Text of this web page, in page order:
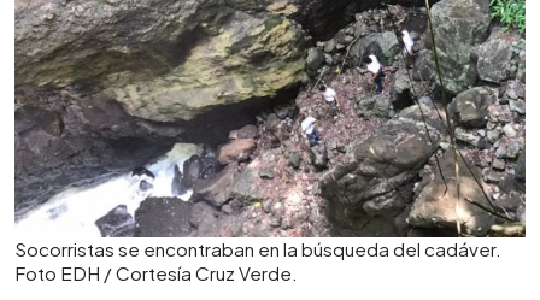
Socorristas se encontraban en la búsqueda del cadáver.
Foto EDH / Cortesía Cruz Verde.